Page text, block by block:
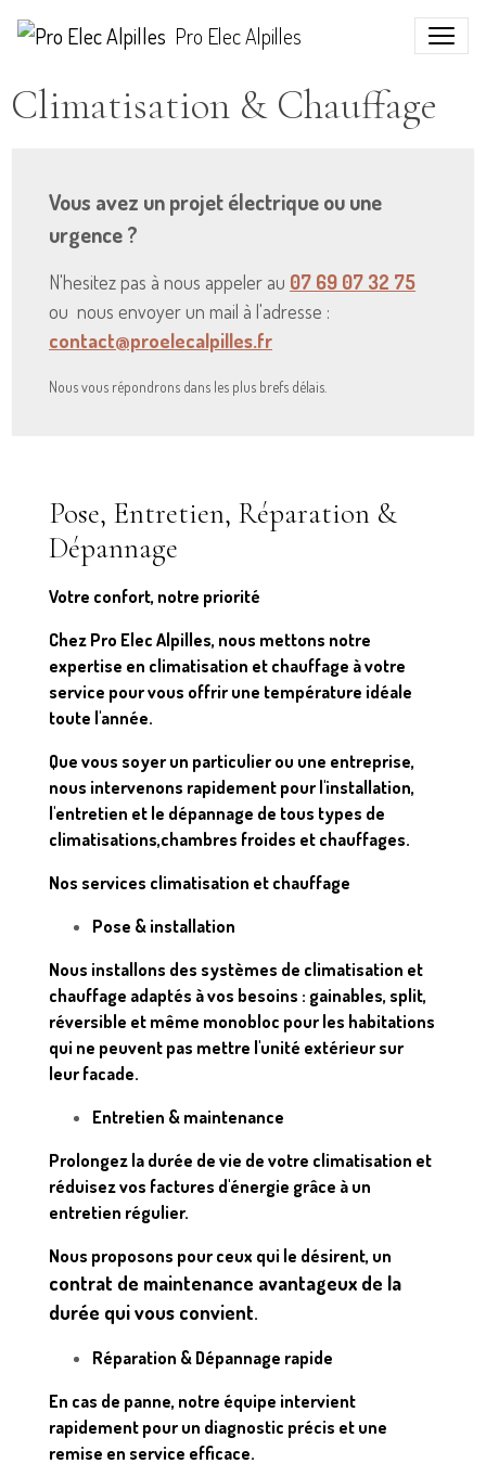
Pro Elec Alpilles
Climatisation & Chauffage
Vous avez un projet électrique ou une
urgence ?
N'hesitez pas à nous appeler au 07 69 07 32 75
ou nous envoyer un mail à l'adresse :
contact@proelecalpilles.fr
Nous vous répondrons dans les plus brefs délais.
Pose, Entretien, Réparation &
Dépannage
Votre confort, notre priorité
Chez Pro Elec Alpilles, nous mettons notre
expertise en climatisation et chauffage à votre
service pour vous offrir une température idéale
toute l'année.
Que vous soyer un particulier ou une entreprise,
nous intervenons rapidement pour l'installation,
l'entretien et le dépannage de tous types de
climatisations,chambres froides et chauffages.
Nos services climatisation et chauffage
Pose & installation
Nous installons des systèmes de climatisation et
chauffage adaptés à vos besoins : gainables, split,
réversible et même monobloc pour les habitations
qui ne peuvent pas mettre l'unité extérieur sur
leur facade.
Entretien & maintenance
Prolongez la durée de vie de votre climatisation et
réduisez vos factures d'énergie grâce à un
entretien régulier.
Nous proposons pour ceux qui le désirent, un
contrat de maintenance avantageux de la
durée qui vous convient.
Réparation & Dépannage rapide
En cas de panne, notre équipe intervient
rapidement pour un diagnostic précis et une
remise en service efficace.